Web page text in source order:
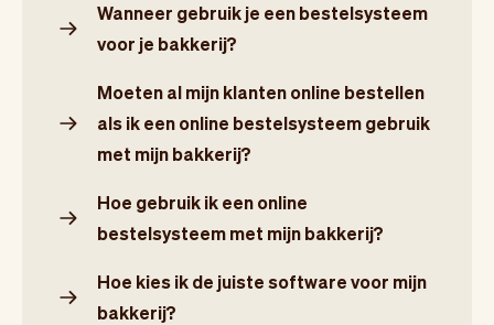
Wanneer gebruik je een bestelsysteem
voor je bakkerij?
Moeten al mijn klanten online bestellen
als ik een online bestelsysteem gebruik
met mijn bakkerij?
Hoe gebruik ik een online
bestelsysteem met mijn bakkerij?
Hoe kies ik de juiste software voor mijn
bakkerij?